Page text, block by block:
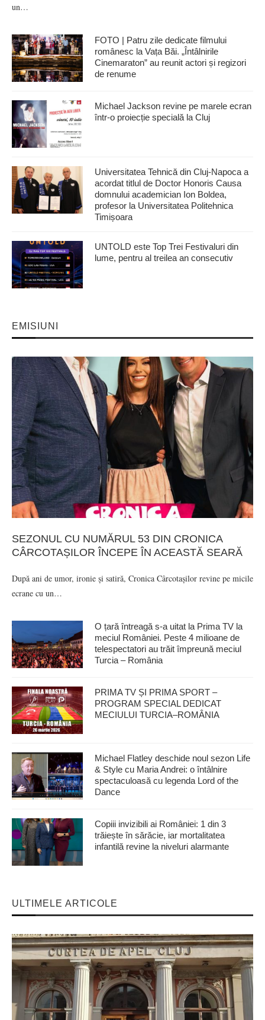
un…
FOTO | Patru zile dedicate filmului
românesc la Vața Băi. „Întâlnirile
Cinemaraton” au reunit actori și regizori
de renume
Michael Jackson revine pe marele ecran
într-o proiecție specială la Cluj
Universitatea Tehnică din Cluj-Napoca a
acordat titlul de Doctor Honoris Causa
domnului academician Ion Boldea,
profesor la Universitatea Politehnica
Timișoara
UNTOLD este Top Trei Festivaluri din
lume, pentru al treilea an consecutiv
EMISIUNI
SEZONUL CU NUMĂRUL 53 DIN CRONICA
CÂRCOTAȘILOR ÎNCEPE ÎN ACEASTĂ SEARĂ
După ani de umor, ironie și satiră, Cronica Cârcotașilor revine pe micile
ecrane cu un…
O țară întreagă s-a uitat la Prima TV la
meciul României. Peste 4 milioane de
telespectatori au trăit împreună meciul
Turcia – România
PRIMA TV ȘI PRIMA SPORT –
PROGRAM SPECIAL DEDICAT
MECIULUI TURCIA–ROMÂNIA
Michael Flatley deschide noul sezon Life
& Style cu Maria Andrei: o întâlnire
spectaculoasă cu legenda Lord of the
Dance
Copiii invizibili ai României: 1 din 3
trăiește în sărăcie, iar mortalitatea
infantilă revine la niveluri alarmante
ULTIMELE ARTICOLE